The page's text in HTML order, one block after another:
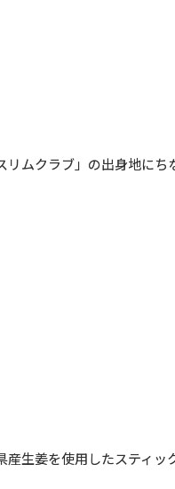
リムクラブ」の出身地に
産生姜を使用したスティッ